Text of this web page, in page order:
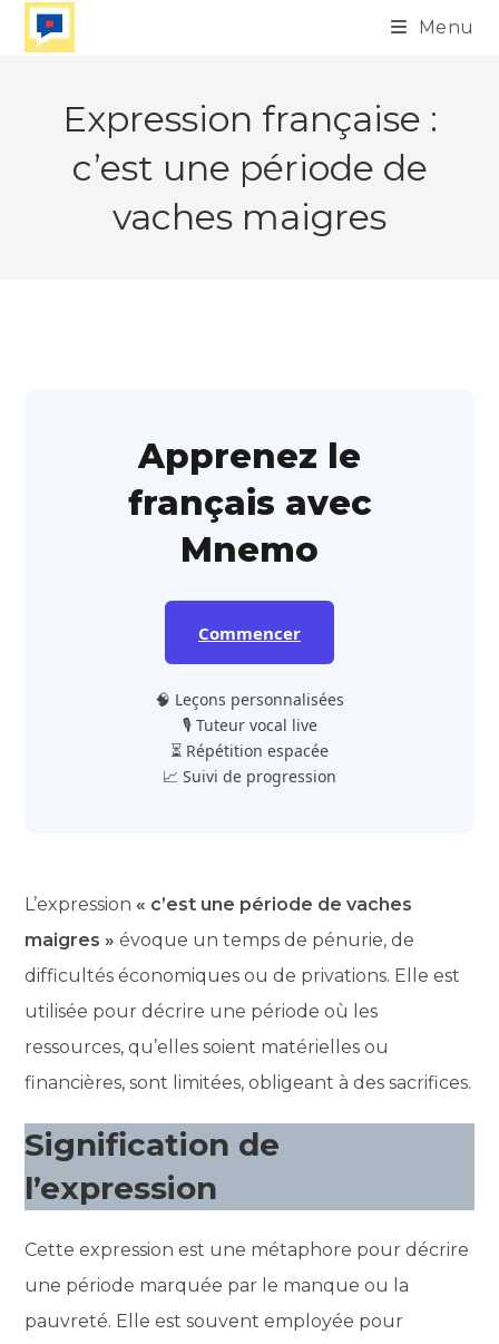
Skip
Menu
Expression française :
c’est une période de
vaches maigres
Apprenez le
français avec
Mnemo
Commencer
🧠 Leçons personnalisées
🎙️ Tuteur vocal live
⏳ Répétition espacée
📈 Suivi de progression
L’expression « c’est une période de vaches
maigres » évoque un temps de pénurie, de
difficultés économiques ou de privations. Elle est
utilisée pour décrire une période où les
ressources, qu’elles soient matérielles ou
financières, sont limitées, obligeant à des sacrifices.
Signification de
l’expression
Cette expression est une métaphore pour décrire
une période marquée par le manque ou la
pauvreté. Elle est souvent employée pour